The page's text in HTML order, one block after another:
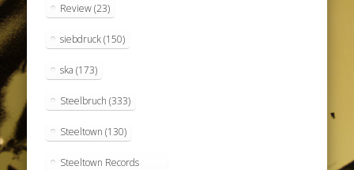
Review(23)
siebdruck(150)
ska (173)
Steelbruch (333)
Steeltown (130)
Steeltown Records